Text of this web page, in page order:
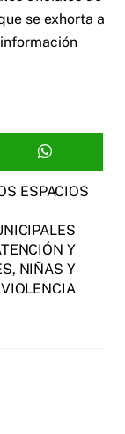
se exhorta a
ESPACIOS
Y
NIÑAS Y